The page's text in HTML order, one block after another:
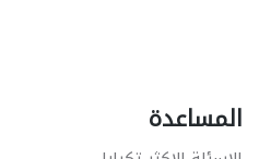
المساعدة